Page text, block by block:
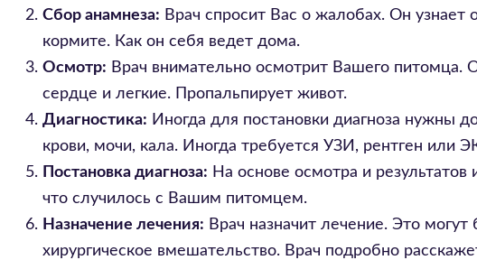
Сбор анамнеза: Врач спросит Вас о жалобах. Он
кормите. Как он себя ведет дома.
Осмотр: Врач внимательно осмотрит Вашего питомца.
сердце и легкие. Пропальпирует живот.
Диагностика: Иногда для постановки диагноза нужны
крови, мочи, кала. Иногда требуется УЗИ, рентген или
Постановка диагноза: На основе осмотра и
что случилось с Вашим питомцем.
Назначение лечения: Врач назначит лечение. Это
хирургическое вмешательство. Врач подробно